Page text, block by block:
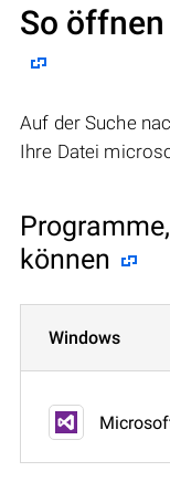
So öffnen
Auf der Suche
Ihre Datei
können
Windows